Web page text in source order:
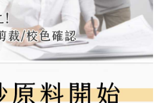
"Pembayaran Ansuran Gogo", selepas
automatik dialihkan ke proses
nombor telefon, pilih bilangan
pembayaran, dan setelah
akan selesai.
bilangan ansuran dan jumlah bayaran
pesanan ditubuhkan, jika tidak pergi
atau jika tidak lulus semakan, pesanan
di atas akan dikumpul dan digunakan
perkhidmatan ini.